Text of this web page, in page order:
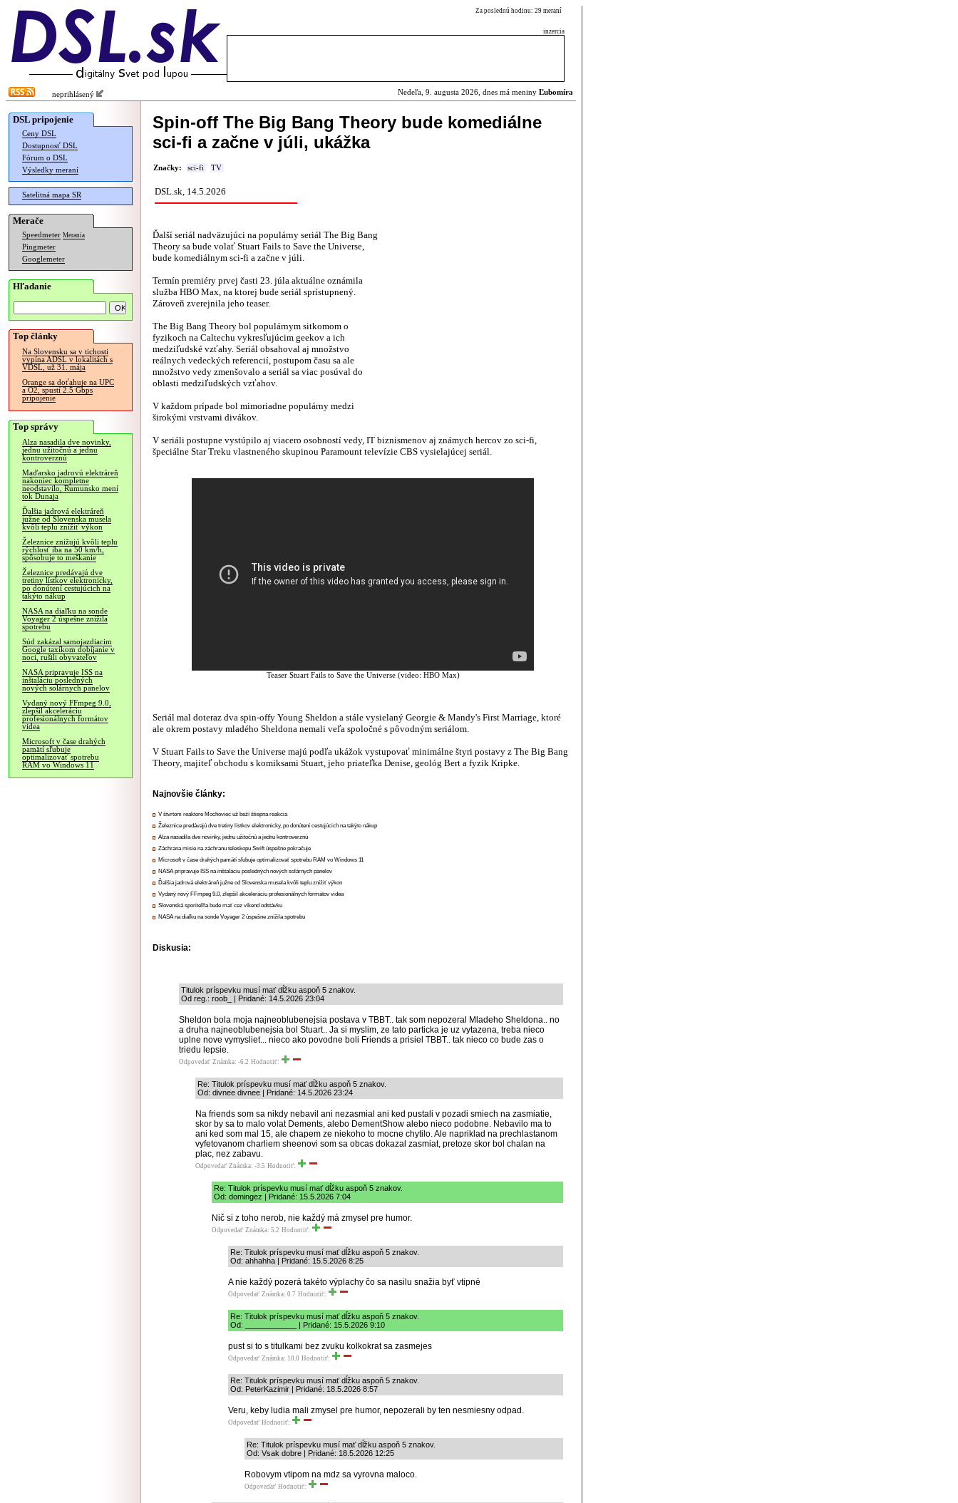
Za poslednú hodinu: 29 meraní
inzercia
neprihlásený Nedeľa, 9. augusta 2026, dnes má meniny Ľubomíra
DSL pripojenie
Ceny DSL
Dostupnosť DSL
Fórum o DSL
Výsledky meraní
Satelitná mapa SR
Merače
Speedmeter Merania
Pingmeter
Googlemeter
Hľadanie
Top články
Na Slovensku sa v tichosti
vypína ADSL v lokalitách s
VDSL, už 31. mája
Orange sa doťahuje na UPC
a O2, spustí 2.5 Gbps
pripojenie
Top správy
Alza nasadila dve novinky,
jednu užitočnú a jednu
kontroverznú
Maďarsko jadrovú elektráreň
nakoniec kompletne
neodstavilo, Rumunsko mení
tok Dunaja
Ďalšia jadrová elektráreň
južne od Slovenska musela
kvôli teplu znížiť výkon
Železnice znižujú kvôli teplu
rýchlosť iba na 50 km/h,
spôsobuje to meškanie
Železnice predávajú dve
tretiny lístkov elektronicky,
po donútení cestujúcich na
takýto nákup
NASA na diaľku na sonde
Voyager 2 úspešne znížila
spotrebu
Súd zakázal samojazdiacim
Google taxíkom dobíjanie v
noci, rušili obyvateľov
NASA pripravuje ISS na
inštaláciu posledných
nových solárnych panelov
Vydaný nový FFmpeg 9.0,
zlepšil akceleráciu
profesionálnych formátov
videa
Microsoft v čase drahých
pamätí sľubuje
optimalizovať spotrebu
RAM vo Windows 11
Spin-off The Big Bang Theory bude komediálne
sci-fi a začne v júli, ukážka
Značky: sci-fi TV
DSL.sk, 14.5.2026
Ďalší seriál nadväzujúci na populárny seriál The Big Bang
Theory sa bude volať Stuart Fails to Save the Universe,
bude komediálnym sci-fi a začne v júli.
Termín premiéry prvej časti 23. júla aktuálne oznámila
služba HBO Max, na ktorej bude seriál sprístupnený.
Zároveň zverejnila jeho teaser.
The Big Bang Theory bol populárnym sitkomom o
fyzikoch na Caltechu vykresľujúcim geekov a ich
medziľudské vzťahy. Seriál obsahoval aj množstvo
reálnych vedeckých referencií, postupom času sa ale
množstvo vedy zmenšovalo a seriál sa viac posúval do
oblasti medziľudských vzťahov.
V každom prípade bol mimoriadne populárny medzi
širokými vrstvami divákov.
V seriáli postupne vystúpilo aj viacero osobností vedy, IT biznismenov aj známych hercov zo sci-fi,
špeciálne Star Treku vlastneného skupinou Paramount televízie CBS vysielajúcej seriál.
Teaser Stuart Fails to Save the Universe (video: HBO Max)
Seriál mal doteraz dva spin-offy Young Sheldon a stále vysielaný Georgie & Mandy's First Marriage, ktoré
ale okrem postavy mladého Sheldona nemali veľa spoločné s pôvodným seriálom.
V Stuart Fails to Save the Universe majú podľa ukážok vystupovať minimálne štyri postavy z The Big Bang
Theory, majiteľ obchodu s komiksami Stuart, jeho priateľka Denise, geológ Bert a fyzik Kripke.
Najnovšie články:
V štvrtom reaktore Mochoviec už beží štiepna reakcia
Železnice predávajú dve tretiny lístkov elektronicky, po donútení cestujúcich na takýto nákup
Alza nasadila dve novinky, jednu užitočnú a jednu kontroverznú
Záchrana misie na záchranu teleskopu Swift úspešne pokračuje
Microsoft v čase drahých pamätí sľubuje optimalizovať spotrebu RAM vo Windows 11
NASA pripravuje ISS na inštaláciu posledných nových solárnych panelov
Ďalšia jadrová elektráreň južne od Slovenska musela kvôli teplu znížiť výkon
Vydaný nový FFmpeg 9.0, zlepšil akceleráciu profesionálnych formátov videa
Slovenská sporiteľňa bude mať cez víkend odstávku
NASA na diaľku na sonde Voyager 2 úspešne znížila spotrebu
Diskusia:
Titulok príspevku musí mať dĺžku aspoň 5 znakov.
Od reg.: roob_ | Pridané: 14.5.2026 23:04
Sheldon bola moja najneoblubenejsia postava v TBBT.. tak som nepozeral Mladeho Sheldona.. no
a druha najneoblubenejsia bol Stuart.. Ja si myslim, ze tato particka je uz vytazena, treba nieco
uplne nove vymysliet... nieco ako povodne boli Friends a prisiel TBBT.. tak nieco co bude zas o
triedu lepsie.
Odpovedať Známka: -6.2 Hodnotiť:
Re: Titulok príspevku musí mať dĺžku aspoň 5 znakov.
Od: divnee divnee | Pridané: 14.5.2026 23:24
Na friends som sa nikdy nebavil ani nezasmial ani ked pustali v pozadi smiech na zasmiatie,
skor by sa to malo volat Dements, alebo DementShow alebo nieco podobne. Nebavilo ma to
ani ked som mal 15, ale chapem ze niekoho to mocne chytilo. Ale napriklad na prechlastanom
vyfetovanom charliem sheenovi som sa obcas dokazal zasmiat, pretoze skor bol chalan na
plac, nez zabavu.
Odpovedať Známka: -3.5 Hodnotiť:
Re: Titulok príspevku musí mať dĺžku aspoň 5 znakov.
Od: domingez | Pridané: 15.5.2026 7:04
Nič si z toho nerob, nie každý má zmysel pre humor.
Odpovedať Známka: 5.2 Hodnotiť:
Re: Titulok príspevku musí mať dĺžku aspoň 5 znakov.
Od: ahhahha | Pridané: 15.5.2026 8:25
A nie každý pozerá takéto výplachy čo sa nasilu snažia byť vtipné
Odpovedať Známka: 0.7 Hodnotiť:
Re: Titulok príspevku musí mať dĺžku aspoň 5 znakov.
Od: ____________ | Pridané: 15.5.2026 9:10
pust si to s titulkami bez zvuku kolkokrat sa zasmejes
Odpovedať Známka: 10.0 Hodnotiť:
Re: Titulok príspevku musí mať dĺžku aspoň 5 znakov.
Od: PeterKazimir | Pridané: 18.5.2026 8:57
Veru, keby ludia mali zmysel pre humor, nepozerali by ten nesmiesny odpad.
Odpovedať Hodnotiť:
Re: Titulok príspevku musí mať dĺžku aspoň 5 znakov.
Od: Vsak dobre | Pridané: 18.5.2026 12:25
Robovym vtipom na mdz sa vyrovna maloco.
Odpovedať Hodnotiť: